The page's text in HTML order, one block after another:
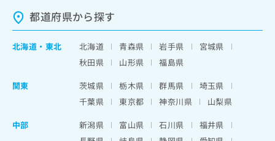
都道府県から探す
北海道 ・ 東北 北海道 青森県 岩手県
宮城県
秋田県
山形県
福島県
関東
茨城県 栃木県 群馬県
埼玉県
千葉県
東京都 神奈川県
山梨県
中部
新潟県 富山県 石川県
福井県